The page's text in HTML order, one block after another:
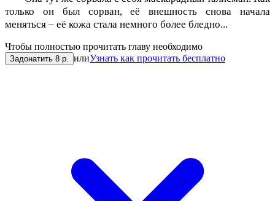
только он был сорван, её внешность снова начала
меняться – её кожа стала немного более бледно...
Чтобы полностью прочитать главу необходимо
Задонатить 8 р. илиУзнать как прочитать бесплатно